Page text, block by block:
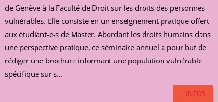
de Genève à la Faculté de Droit sur les droits des personnes
vulnérables. Elle consiste en un enseignement pratique offert
aux étudiant-e-s de Master. Abordant les droits humains dans
une perspective pratique, ce séminaire annuel a pour but de
rédiger une brochure informant une population vulnérable
spécifique sur s...
+ INFOS